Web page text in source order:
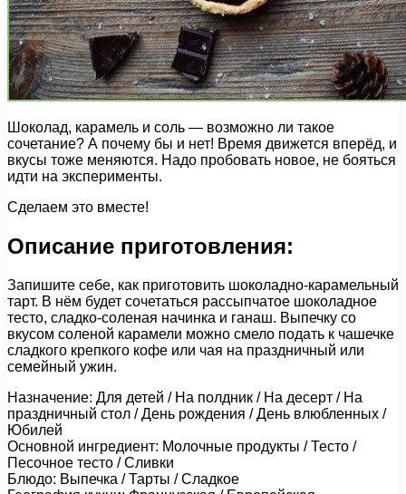
Шоколад, карамель и соль — возможно ли такое
сочетание? А почему бы и нет! Время движется вперёд, и
вкусы тоже меняются. Надо пробовать новое, не бояться
идти на эксперименты.
Сделаем это вместе!
Описание приготовления:
Запишите себе, как приготовить шоколадно-карамельный
тарт. В нём будет сочетаться рассыпчатое шоколадное
тесто, сладко-соленая начинка и ганаш. Выпечку со
вкусом соленой карамели можно смело подать к чашечке
сладкого крепкого кофе или чая на праздничный или
семейный ужин.
Назначение: Для детей / На полдник / На десерт / На
праздничный стол / День рождения / День влюбленных /
Юбилей
Основной ингредиент: Молочные продукты / Тесто /
Песочное тесто / Сливки
Блюдо: Выпечка / Тарты / Сладкое